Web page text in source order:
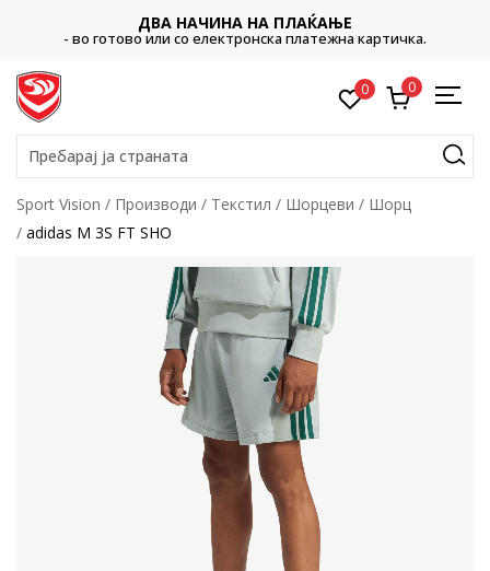
ДВА НАЧИНА НА ПЛАЌАЊЕ
- во готово или со електронска платежна картичка.
0 0
Пребарај ја страната
Sport Vision Производи Текстил Шорцеви
Шорц
adidas M 3S FT SHO